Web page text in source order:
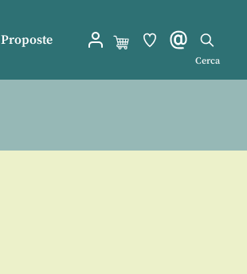
Proposte
Cerca